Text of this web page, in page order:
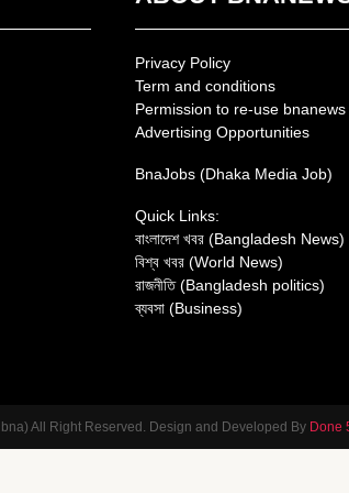
Privacy Policy
Term and conditions
Permission to re-use
Advertising Opportunities
BnaJobs (Dhaka Media Job)
Quick Links:
বাংলাদেশ খবর (Bangladesh News)
বিশ্ব খবর (World News)
রাজনীতি (Bangladesh politics)
ব্যবসা (Business)
All Right Reserved. Design and Developed By Done